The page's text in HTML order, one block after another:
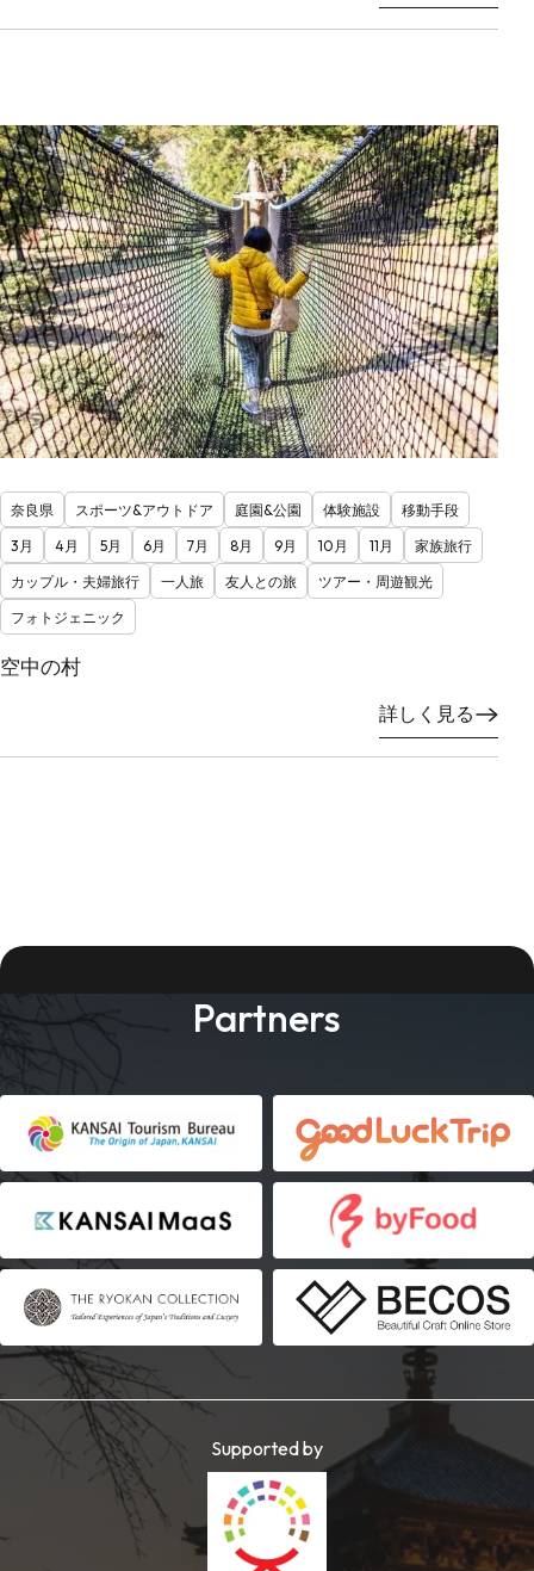
奈良県 スポーツ&アウトドア 庭園&公園 体験施設
移動手段
3月
4月 5月 6月 7月 8月 9月 10月 11月
家族旅行
カップル・夫婦旅行
一人旅 友人との旅
ツアー・周遊観光
フォトジェニック
空中の村
詳しく見る
Partners
Supported by